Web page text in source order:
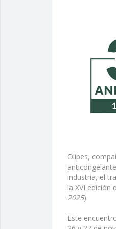
Olipes,
industria, el
la XVI edición
2025).
Este